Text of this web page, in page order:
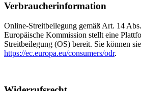
Verbraucherinformation
Online-Streitbeilegung gemäß Art. 14
Europäische Kommission stellt eine
Streitbeilegung (OS) bereit. Sie können
https://ec.europa.eu/consumers/odr.